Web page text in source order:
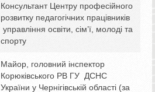
Консультант Центру професійного
розвитку педагогічних працівників
управління освіти, сім’ї, молоді та
спорту
Майор, головний інспектор
Корюківського РВ ГУ ДСНС
України у Чернігівській області (за